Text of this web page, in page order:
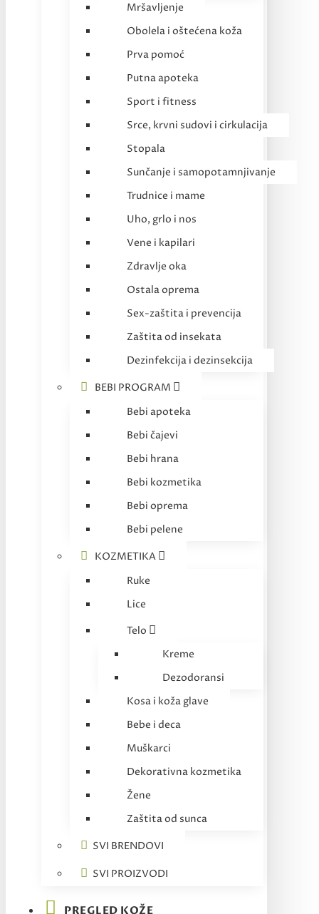
Mršavljenje
Obolela i oštećena koža
Prva pomoć
Putna apoteka
Sport i fitness
Srce, krvni sudovi i cirkulacija
Stopala
Sunčanje i samopotamnjivanje
Trudnice i mame
Uho, grlo i nos
Vene i kapilari
Zdravlje oka
Ostala oprema
Sex-zaštita i prevencija
Zaštita od insekata
Dezinfekcija i dezinsekcija
BEBI PROGRAM
Bebi apoteka
Bebi čajevi
Bebi hrana
Bebi kozmetika
Bebi oprema
Bebi pelene
KOZMETIKA
Ruke
Lice
Telo
Kreme
Dezodoransi
Kosa i koža glave
Bebe i deca
Muškarci
Dekorativna kozmetika
Žene
Zaštita od sunca
SVI BRENDOVI
SVI PROIZVODI
PREGLED KOŽE